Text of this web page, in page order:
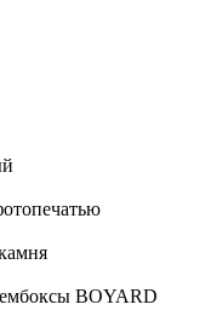
BOYARD